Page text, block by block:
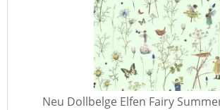
Neu Dollbelge Elfen Fairy